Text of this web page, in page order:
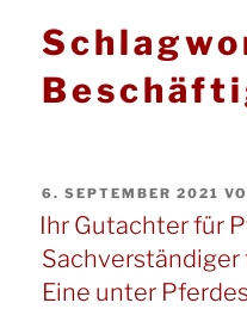
VERÖFFENTLICHT
AM
6. SEPTEMBER 2021
Ihr Gutachter für
Eine unter